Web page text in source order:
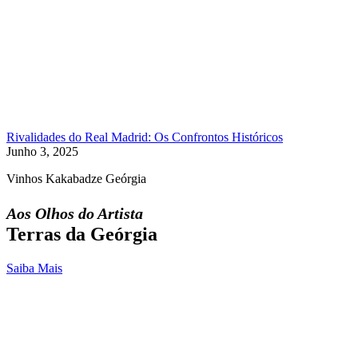
Rivalidades do Real Madrid: Os Confrontos Históricos
Junho 3, 2025
Vinhos Kakabadze Geórgia
Aos Olhos do Artista
Terras da Geórgia
Saiba Mais